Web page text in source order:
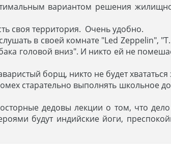
вариантом решения
своя территория. Очень удобно.
в своей комнате "Led Zeppelin",
головой вниз". И никто ей не
борщ, никто не будет
старательно выполнять школьное
дедовы лекции о том, что
будут индийские йоги,